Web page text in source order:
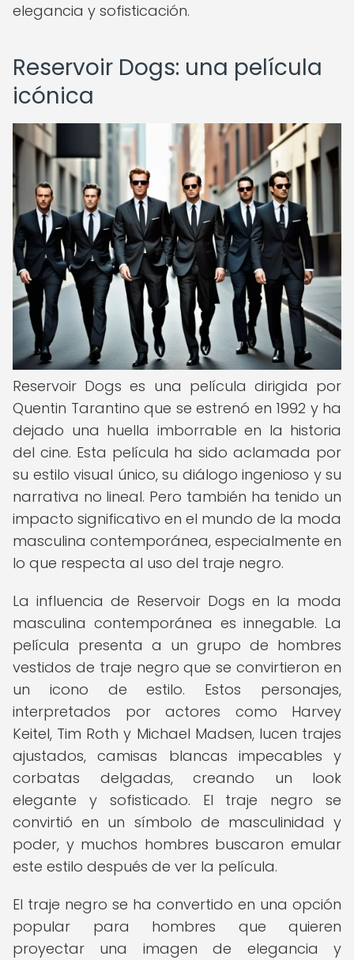
elegancia y sofisticación.
Reservoir Dogs: una película
icónica
Reservoir Dogs es una película dirigida por
Quentin Tarantino que se estrenó en 1992 y ha
dejado una huella imborrable en la historia
del cine. Esta película ha sido aclamada por
su estilo visual único, su diálogo ingenioso y su
narrativa no lineal. Pero también ha tenido un
impacto significativo en el mundo de la moda
masculina contemporánea, especialmente en
lo que respecta al uso del traje negro.
La influencia de Reservoir Dogs en la moda
masculina contemporánea es innegable. La
película presenta a un grupo de hombres
vestidos de traje negro que se convirtieron en
un icono de estilo. Estos personajes,
interpretados por actores como Harvey
Keitel, Tim Roth y Michael Madsen, lucen trajes
ajustados, camisas blancas impecables y
corbatas delgadas, creando un look
elegante y sofisticado. El traje negro se
convirtió en un símbolo de masculinidad y
poder, y muchos hombres buscaron emular
este estilo después de ver la película.
El traje negro se ha convertido en una opción
popular para hombres que quieren
proyectar una imagen de elegancia y